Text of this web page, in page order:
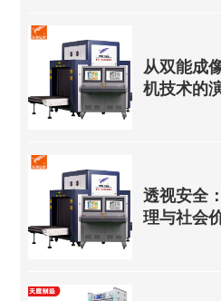
从双能成
机技术的
透视安全
理与社会